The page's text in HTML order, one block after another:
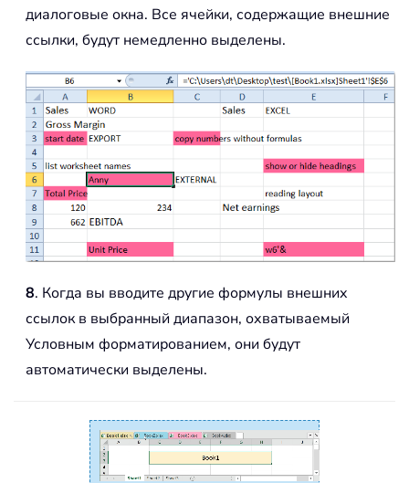
диалоговые окна. Все ячейки, содержащие внешние
ссылки, будут немедленно выделены.
8. Когда вы вводите другие формулы внешних
ссылок в выбранный диапазон, охватываемый
Условным форматированием, они будут
автоматически выделены.